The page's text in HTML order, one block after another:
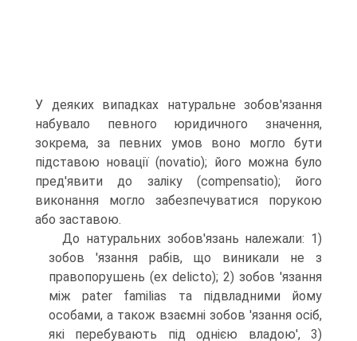
У деяких випадках натуральне зобов'язання
набувало певного юридичного значення,
зокрема, за певних умов воно могло бути
підставою новації (novatio); його можна було
пред'явити до заліку (compensatio); його
виконання могло забез­печуватися порукою
або заставою.
До натуральних зобов'язань належали: 1)
зобов 'язання рабів, що виникали не з
правопорушень (ex delicto); 2) зобов 'язання
між pater familias та підвладними йому
особами, а також взаємні зобов 'язання осіб,
які перебувають під однією владою', 3)